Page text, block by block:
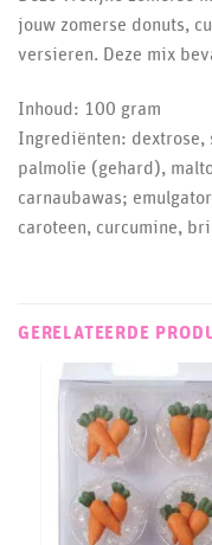
jouw zomerse donuts,
versieren. Deze mix
Inhoud: 100 gram
Ingrediënten: dextrose,
palmolie (gehard),
carnaubawas;
caroteen, curcumine,
GERELATEERDE